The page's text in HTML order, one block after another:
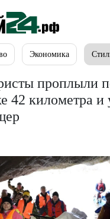
Экономика
проплыли
42 километра и